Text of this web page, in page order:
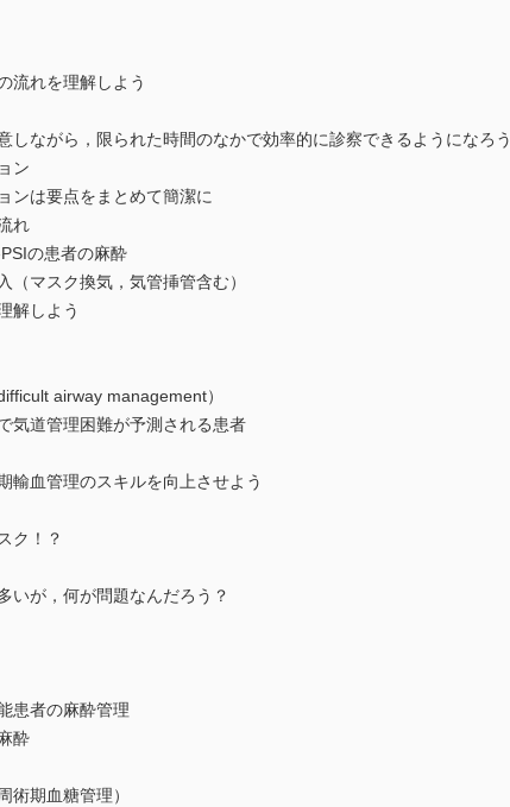
れを理解しよう
ながら，限られた時間のなかで効率的に診察できるようになろう
ン
は要点をまとめて簡潔に
れ
の患者の麻酔
マスク換気，気管挿管含む）
解しよう
airway management）
道管理困難が予測される患者
血管理のスキルを向上させよう
ク！？
が，何が問題なんだろう？
者の麻酔管理
酔
期血糖管理）